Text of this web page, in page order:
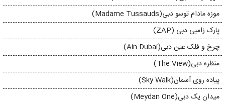
موزه مادام توسو دبی(Madame Tussauds)
پارک زامبی دبی (ZAP)
چرخ و فلک عین دبی(Ain Dubai)
منظره دبی(The View)
پیاده روی آسمان(Sky Walk)
میدان یک دبی(Meydan One)